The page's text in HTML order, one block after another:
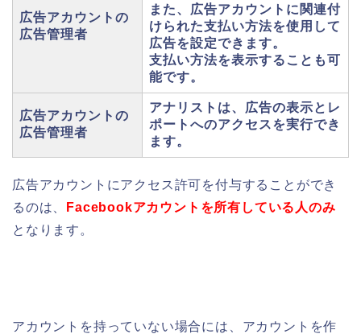
広告アカウントの
広告管理者
また、広告アカウントに関連付
けられた支払い方法を使用して
広告を設定できます。
支払い方法を表示することも可
能です。
広告アカウントの
広告管理者
アナリストは、広告の表示とレ
ポートへのアクセスを実行でき
ます。
広告アカウントにアクセス許可を付与することができ
るのは、
Facebookアカウントを所有している人のみ
となります。
アカウントを持っていない場合には、アカウントを作